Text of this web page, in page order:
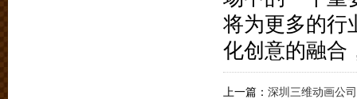
将为更多的行
化创意的融合
上一篇： 深圳三维动画公